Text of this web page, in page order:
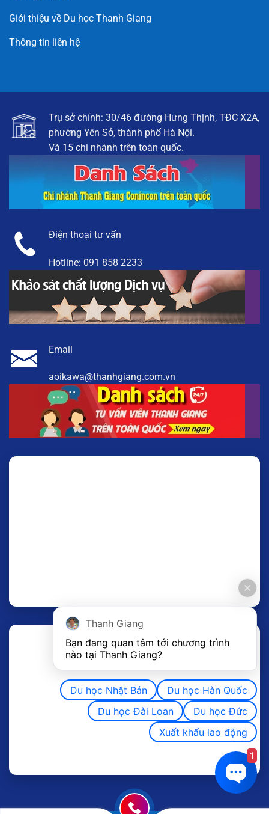
Giới thiệu về Du học Thanh Giang
Thông tin liên hệ
Trụ sở chính: 30/46 đường Hưng Thịnh, TĐC X2A,
phường Yên Sở, thành phố Hà Nội.
Và 15 chi nhánh trên toàn quốc.
Điện thoại tư vấn
Hotline: 091 858 2233
Email
aoikawa@thanhgiang.com.vn
Thanh Giang
Bạn đang quan tâm tới chương trình
nào tại Thanh Giang?
Du học Nhật Bản
Du học Hàn Quốc
Du học Đài Loan
Du học Đức
Xuất khẩu lao động
1